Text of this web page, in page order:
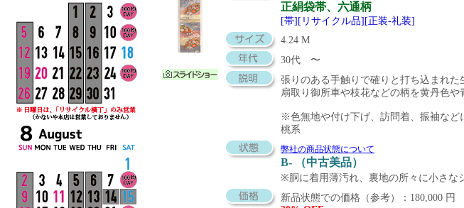
正絹袋帯、六通柄
[帯][リサイクル品][正装-礼装]
4.24 M
30代 〜
張りのある手触りで確りと打ち込まれた
扇取り御所車や枝花などの柄を黄丹色
※色無地や付け下げ、訪問着、振袖など
桃系
弊社の商品状態について
B- （中古美品）
※胴に着用薄汚れ、裏地の所々に小さな
新品状態での価格（参考）：180,000 円